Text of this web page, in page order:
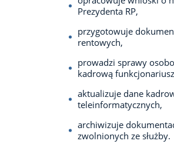
Prezydenta RP,
przygotowuje
rentowych,
prowadzi sprawy
kadrową
aktualizuje dane
teleinformatycznych,
archiwizuje
zwolnionych ze służby.